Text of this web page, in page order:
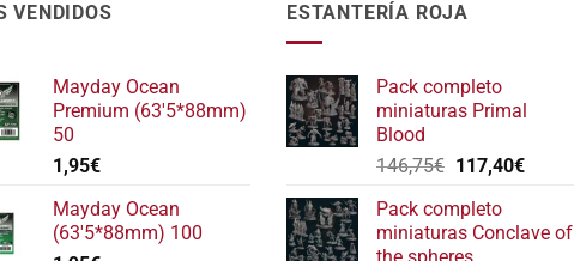
VENDIDOS
Mayday Ocean
Premium (63'5*88mm)
50
1,95€
Mayday Ocean
(63'5*88mm) 100
ESTANTERÍA ROJA
Pack completo
miniaturas Primal
Blood
146,75€ El
original
era:
117,40€El
es:
Pack completo
miniaturas Conclave of